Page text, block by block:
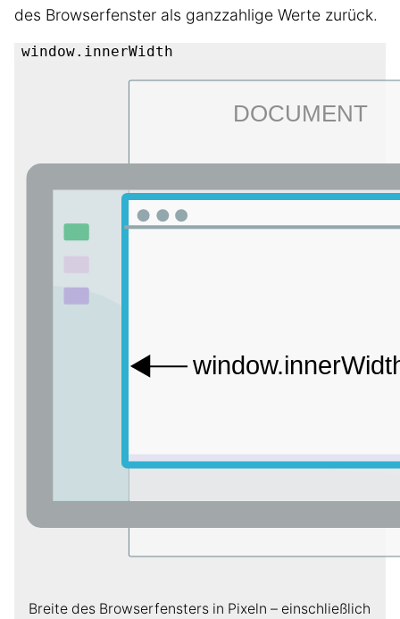
des Browserfenster als ganzzahlige Werte zurück.
window.innerWidth
Breite des Browserfensters in Pixeln – einschließlich